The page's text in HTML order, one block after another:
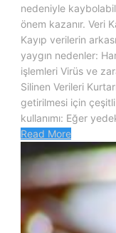
nedeniyle
önem kazanır. Veri
Kayıp verilerin
yaygın nedenler:
işlemleri Virüs ve
Silinen Verileri
getirilmesi için
kullanımı: Eğer
Read More